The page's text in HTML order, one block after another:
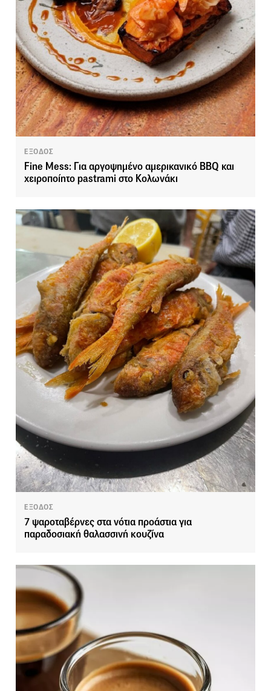
ΕΞΟΔΟΣ
Fine Mess: Για αργοψημένο αμερικανικό BBQ και
χειροποίητο pastrami στο Κολωνάκι
ΕΞΟΔΟΣ
7 ψαροταβέρνες στα νότια προάστια για
παραδοσιακή θαλασσινή κουζίνα